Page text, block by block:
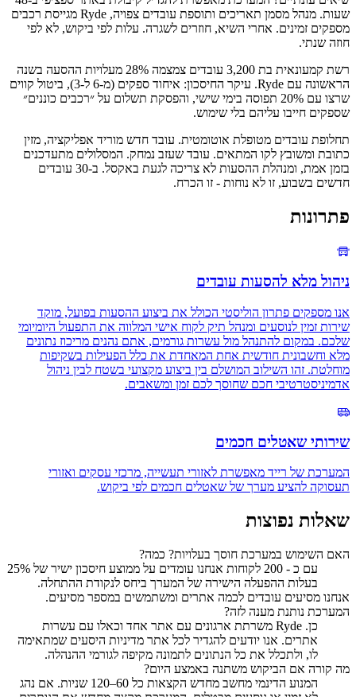
שעות. מנהל מסמן תאריכים ותוספת עובדים צפויה, Ryde מגייסת רכבים
מספקים זמינים. אחרי השיא, חוזרים לשגרה. עלות לפי ביקוש, לא לפי
חוזה שנתי.
רשת קמעונאית בת 3,200 עובדים צמצמה 28% מעלויות ההסעה בשנה
הראשונה עם Ryde. עיקר החיסכון: איחוד ספקים (מ-6 ל-3), ביטול קווים
שרצו עם 20% תפוסה בימי שישי, והפסקת תשלום על ״רכבים כוננים״
שספקים חייבו עליהם בלי שימוש.
תחלופת עובדים מטופלת אוטומטית. עובד חדש מוריד אפליקציה, מזין
כתובת ומשובץ לקו המתאים. עובד שעזב נמחק. המסלולים מתעדכנים
בזמן אמת, ומנהלת ההסעות לא צריכה לגעת באקסל. ב-30 עובדים
חדשים בשבוע, זו לא נוחות - זו הכרח.
פתרונות
ניהול מלא להסעות עובדים
אנו מספקים פתרון הוליסטי הכולל את ביצוע ההסעות בפועל, מוקד
שירות זמין לנוסעים ומנהל תיק לקוח אישי המלווה את התפעול היומיומי
שלכם. במקום להתנהל מול עשרות גורמים, אתם נהנים מריכוז נתונים
מלא וחשבונית חודשית אחת המאחדת את כלל הפעילות בשקיפות
מוחלטת. זהו השילוב המושלם בין ביצוע מקצועי בשטח לבין ניהול
אדמיניסטרטיבי חכם שחוסך לכם זמן ומשאבים.
שירותי שאטלים חכמים
המערכת של רייד מאפשרת לאזורי תעשייה, מרכזי עסקים ואזורי
תעסוקה להציע מערך של שאטלים חכמים לפי ביקוש.
שאלות נפוצות
האם השימוש במערכת חוסך בעלויות? כמה?
עם כ - 200 לקוחות אנחנו עומדים על ממוצע חיסכון ישיר של 25%
בעלות ההפעלה הישירה של המערך ביחס לנקודת ההתחלה.
אנחנו מסיעים עובדים לכמה אתרים ומשתמשים במספר מסיעים.
המערכת נותנת מענה לזה?
כן. Ryde משרתת ארגונים עם אתר אחד וכאלו עם עשרות
אתרים. אנו יודעים להגדיר לכל אתר מדיניות היסעים שמתאימה
לו, ולתכלל את כל הנתונים לתמונה מקיפה לגורמי ההנהלה.
מה קורה אם הביקוש משתנה באמצע היום?
המנוע הדינמי מחשב מחדש הקצאות כל 60–120 שניות. אם נהג